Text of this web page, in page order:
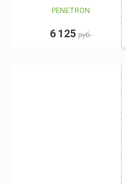
PENETRON
6 125руб.